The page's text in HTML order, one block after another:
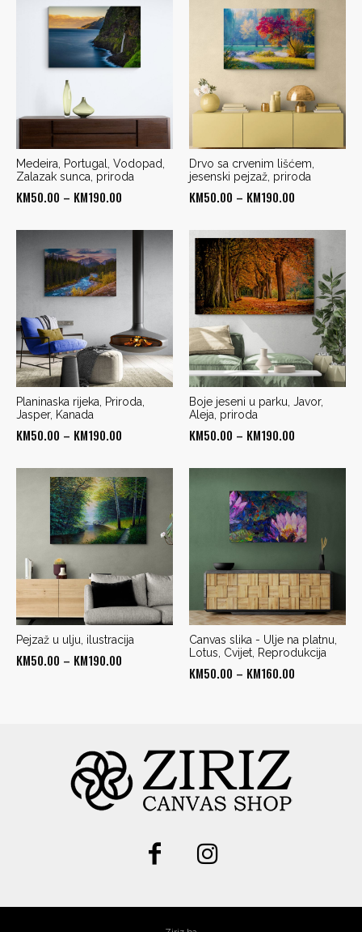
through
KM190.00
through
KM160.00
Medeira, Portugal, Vodopad,
Zalazak sunca, priroda
KM50.00 – KM190.00
KM50.00
through
KM190.00
Drvo sa crvenim lišćem,
jesenski pejzaž, priroda
KM50.00 – KM190.00
KM50.00
through
KM190.00
Planinaska rijeka, Priroda,
Jasper, Kanada
KM50.00 – KM190.00
KM50.00
through
KM190.00
Boje jeseni u parku, Javor,
Aleja, priroda
KM50.00 – KM190.00
through
KM190.00
Pejzaž u ulju, ilustracija
KM50.00 – KM190.00
Canvas slika - Ulje na platnu,
Lotus, Cvijet, Reprodukcija
KM50.00 – KM160.00